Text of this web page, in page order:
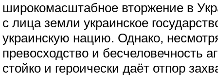
широкомасштабное вторжение в
с лица земли украинское
украинскую нацию. Однако,
превосходство и бесчеловечность
стойко и героически даёт отпор